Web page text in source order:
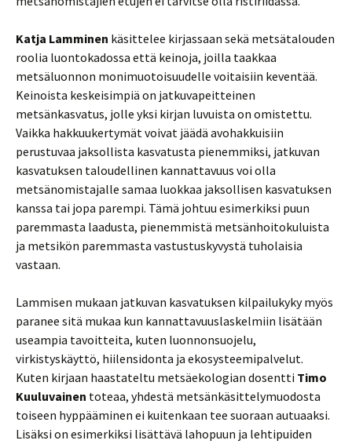
Katja Lamminen käsittelee kirjassaan sekä metsätalouden
roolia luontokadossa että keinoja, joilla taakkaa
metsäluonnon monimuotoisuudelle voitaisiin keventää.
Keinoista keskeisimpiä on jatkuvapeitteinen
metsänkasvatus, jolle yksi kirjan luvuista on omistettu.
Vaikka hakkuukertymät voivat jäädä avohakkuisiin
perustuvaa jaksollista kasvatusta pienemmiksi, jatkuvan
kasvatuksen taloudellinen kannattavuus voi olla
metsänomistajalle samaa luokkaa jaksollisen kasvatuksen
kanssa tai jopa parempi. Tämä johtuu esimerkiksi puun
paremmasta laadusta, pienemmistä metsänhoitokuluista
ja metsikön paremmasta vastustuskyvystä tuholaisia
vastaan.
Lammisen mukaan jatkuvan kasvatuksen kilpailukyky myös
paranee sitä mukaa kun kannattavuuslaskelmiin lisätään
useampia tavoitteita, kuten luonnonsuojelu,
virkistyskäyttö, hiilensidonta ja ekosysteemipalvelut.
Kuten kirjaan haastateltu metsäekologian dosentti Timo
Kuuluvainen toteaa, yhdestä metsänkäsittelymuodosta
toiseen hyppääminen ei kuitenkaan tee suoraan autuaaksi.
Lisäksi on esimerkiksi lisättävä lahopuun ja lehtipuiden